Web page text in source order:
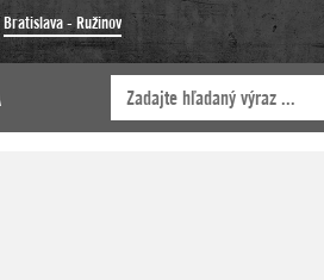
Bratislava - Ružinov